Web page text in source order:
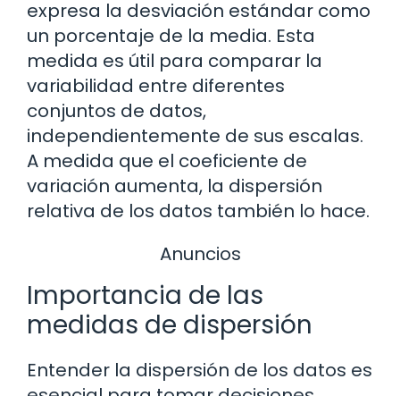
expresa la desviación estándar como
un porcentaje de la media. Esta
medida es útil para comparar la
variabilidad entre diferentes
conjuntos de datos,
independientemente de sus escalas.
A medida que el coeficiente de
variación aumenta, la dispersión
relativa de los datos también lo hace.
Anuncios
Importancia de las
medidas de dispersión
Entender la dispersión de los datos es